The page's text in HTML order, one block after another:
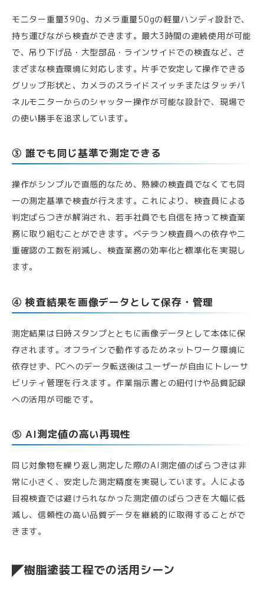
モニター重量390g、カメラ重量50gの軽量ハンディ設計で、
持ち運びながら検査ができます。最大3時間の連続使用が可能
で、吊り下げ品・大型部品・ラインサイドでの検査など、さ
まざまな検査環境に対応します。片手で安定して操作できる
グリップ形状と、カメラのスライドスイッチまたはタッチパ
ネルモニターからのシャッター操作が可能な設計で、現場で
の使い勝手を追求しています。
③ 誰でも同じ基準で測定できる
操作がシンプルで直感的なため、熟練の検査員でなくても同
一の測定基準で検査が行えます。これにより、検査員による
判定ばらつきが解消され、若手社員でも自信を持って検査業
務に取り組むことができます。ベテラン検査員への依存や二
重確認の工数を削減し、検査業務の効率化と標準化を実現し
ます。
④ 検査結果を画像データとして保存・管理
測定結果は日時スタンプとともに画像データとして本体に保
存されます。オフラインで動作するためネットワーク環境に
依存せず、PCへのデータ転送後はユーザーが自由にトレーサ
ビリティ管理を行えます。作業指示書との紐付けや品質記録
への活用が可能です。
⑤ AI測定値の高い再現性
同じ対象物を繰り返し測定した際のAI測定値のばらつきは非
常に小さく、安定した測定精度を実現しています。人による
目視検査では避けられなかった測定値のばらつきを大幅に低
減し、信頼性の高い品質データを継続的に取得することがで
きます。
樹脂塗装工程での活用シーン